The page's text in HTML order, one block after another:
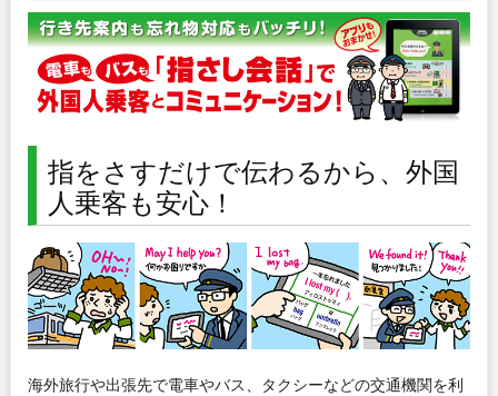
指をさすだけで伝わるから、外国
人乗客も安心！
海外旅行や出張先で電車やバス、タクシーなどの交通機関を利